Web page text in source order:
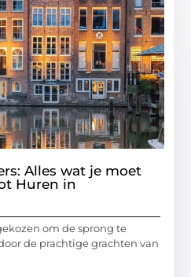
Alles wat je moet
Huren in
om de sprong te
de prachtige grachten van